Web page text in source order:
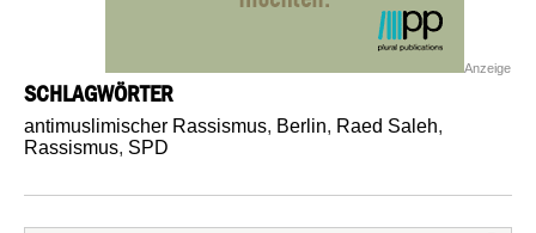
Anzeige
SCHLAGWÖRTER
antimuslimischer Rassismus, Berlin, Raed Saleh,
Rassismus, SPD